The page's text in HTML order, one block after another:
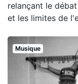
relançant le
et les limites de
Musique